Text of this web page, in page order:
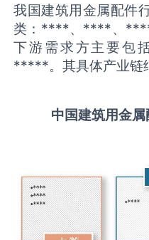
我国建筑用金属配件
类：****、****、****
下游需求方主要
*****。其具体产业链
中国建筑用金属